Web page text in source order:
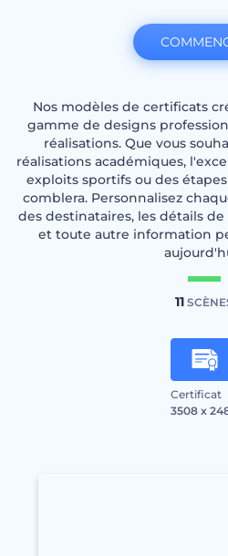
Nos modèles de certificats
gamme de designs
réalisations. Que vous
réalisations académiques,
exploits sportifs ou des
comblera. Personnalisez
des destinataires, les détails
et toute autre information
11
Certificat
3508 x